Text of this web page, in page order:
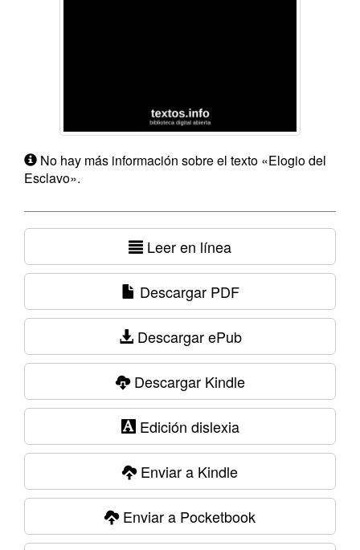
No hay más información sobre el texto «Elogio del
Esclavo».
Leer en línea
Descargar PDF
Descargar ePub
Descargar Kindle
Edición dislexia
Enviar a Kindle
Enviar a Pocketbook